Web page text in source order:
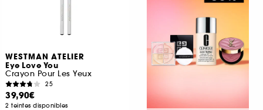
WESTMAN ATELIER
Eye Love You
Crayon Pour Les Yeux
25
39,90€
2 teintes disponibles